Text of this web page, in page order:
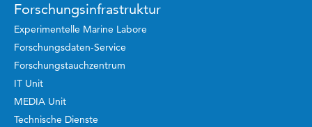
Forschungsinfrastruktur
Experimentelle Marine Labore
Forschungsdaten-Service
Forschungstauchzentrum
IT Unit
MEDIA Unit
Technische Dienste